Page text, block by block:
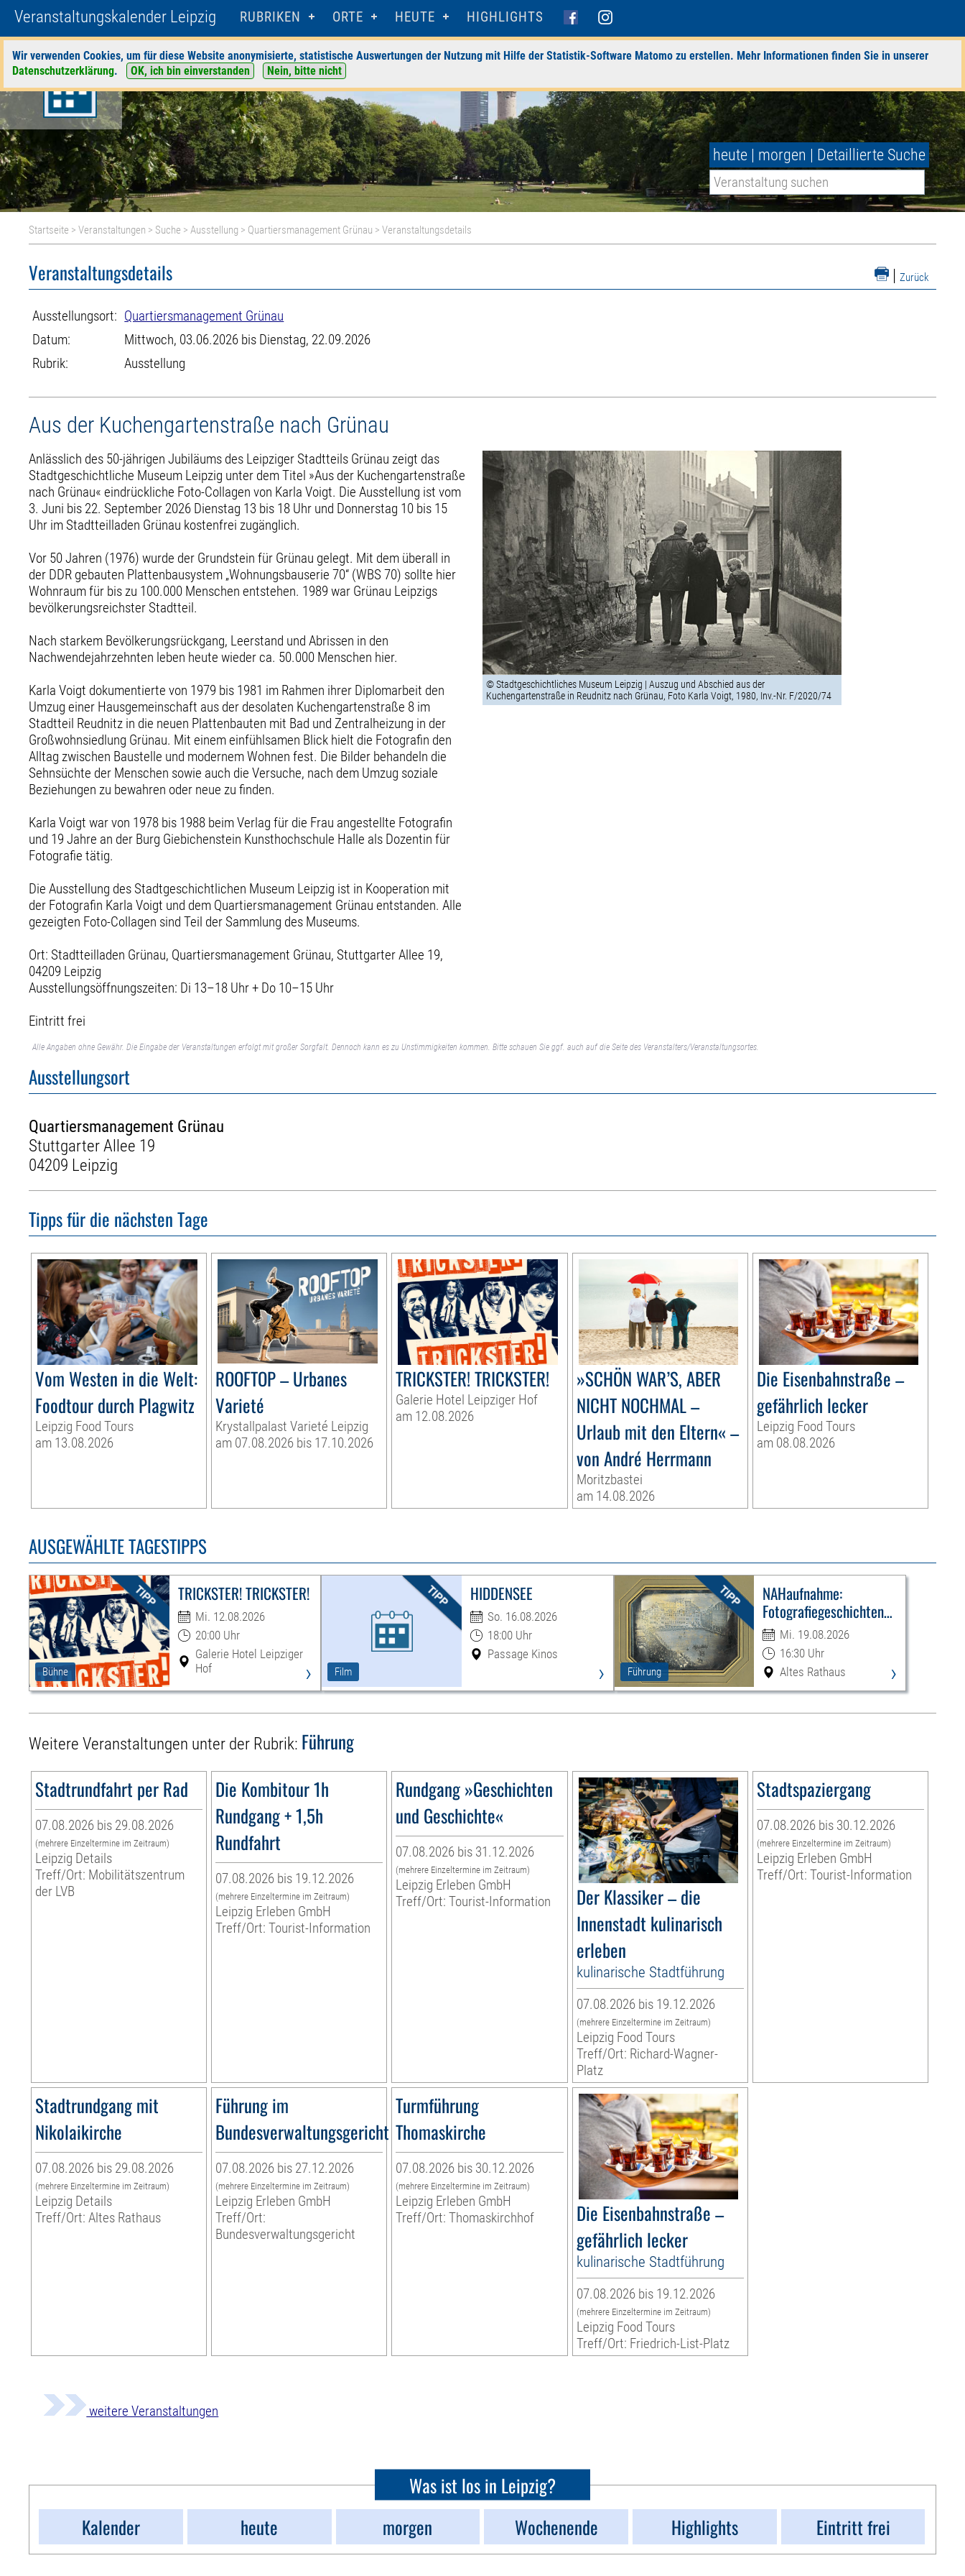
Veranstaltungskalender Leipzig RUBRIKEN ORTE HEUTE HIGHLIGHTS
Wir verwenden Cookies, um für diese Website anonymisierte, statistische Auswertungen der Nutzung mit Hilfe der Statistik-Software Matomo zu erstellen. Mehr Informationen finden Sie in unserer
Datenschutzerklärung. OK, ich bin einverstanden Nein, bitte nicht
heute | morgen | Detaillierte Suche
Startseite >Veranstaltungen > Suche >Ausstellung > Quartiersmanagement Grünau > Veranstaltungsdetails
| Zurück
Veranstaltungsdetails
Ausstellungsort: Quartiersmanagement Grünau
Datum:
Mittwoch, 03.06.2026 bis Dienstag, 22.09.2026
Rubrik:
Ausstellung
Aus der Kuchengartenstraße nach Grünau
Anlässlich des 50-jährigen Jubiläums des Leipziger Stadtteils Grünau zeigt das
Stadtgeschichtliche Museum Leipzig unter dem Titel »Aus der Kuchengartenstraße
nach Grünau« eindrückliche Foto-Collagen von Karla Voigt. Die Ausstellung ist vom
3. Juni bis 22. September 2026 Dienstag 13 bis 18 Uhr und Donnerstag 10 bis 15
Uhr im Stadtteilladen Grünau kostenfrei zugänglich.
Vor 50 Jahren (1976) wurde der Grundstein für Grünau gelegt. Mit dem überall in
der DDR gebauten Plattenbausystem „Wohnungsbauserie 70“ (WBS 70) sollte hier
Wohnraum für bis zu 100.000 Menschen entstehen. 1989 war Grünau Leipzigs
bevölkerungsreichster Stadtteil.
Nach starkem Bevölkerungsrückgang, Leerstand und Abrissen in den
Nachwendejahrzehnten leben heute wieder ca. 50.000 Menschen hier.
Karla Voigt dokumentierte von 1979 bis 1981 im Rahmen ihrer Diplomarbeit den
Umzug einer Hausgemeinschaft aus der desolaten Kuchengartenstraße 8 im
Stadtteil Reudnitz in die neuen Plattenbauten mit Bad und Zentralheizung in der
Großwohnsiedlung Grünau. Mit einem einfühlsamen Blick hielt die Fotografin den
Alltag zwischen Baustelle und modernem Wohnen fest. Die Bilder behandeln die
Sehnsüchte der Menschen sowie auch die Versuche, nach dem Umzug soziale
Beziehungen zu bewahren oder neue zu finden.
Karla Voigt war von 1978 bis 1988 beim Verlag für die Frau angestellte Fotografin
und 19 Jahre an der Burg Giebichenstein Kunsthochschule Halle als Dozentin für
Fotografie tätig.
Die Ausstellung des Stadtgeschichtlichen Museum Leipzig ist in Kooperation mit
der Fotografin Karla Voigt und dem Quartiersmanagement Grünau entstanden. Alle
gezeigten Foto-Collagen sind Teil der Sammlung des Museums.
Ort: Stadtteilladen Grünau, Quartiersmanagement Grünau, Stuttgarter Allee 19,
04209 Leipzig
Ausstellungsöffnungszeiten: Di 13–18 Uhr + Do 10–15 Uhr
Eintritt frei
© Stadtgeschichtliches Museum Leipzig | Auszug und Abschied aus der
Kuchengartenstraße in Reudnitz nach Grünau, Foto Karla Voigt, 1980, Inv.-Nr. F/2020/74
Alle Angaben ohne Gewähr. Die Eingabe der Veranstaltungen erfolgt mit großer Sorgfalt. Dennoch kann es zu Unstimmigkeiten kommen. Bitte schauen Sie ggf. auch auf die Seite des Veranstalters/Veranstaltungsortes.
Ausstellungsort
Quartiersmanagement Grünau
Stuttgarter Allee 19
04209 Leipzig
Tipps für die nächsten Tage
Vom Westen in die Welt:
Foodtour durch Plagwitz
Leipzig Food Tours
am 13.08.2026
ROOFTOP – Urbanes
Varieté
Krystallpalast Varieté Leipzig
am 07.08.2026 bis 17.10.2026
TRICKSTER! TRICKSTER!
Galerie Hotel Leipziger Hof
am 12.08.2026
»SCHÖN WAR’S, ABER
NICHT NOCHMAL –
Urlaub mit den Eltern« –
von André Herrmann
Moritzbastei
am 14.08.2026
Die Eisenbahnstraße –
gefährlich lecker
Leipzig Food Tours
am 08.08.2026
AUSGEWÄHLTE TAGESTIPPS
Bühne
TRICKSTER! TRICKSTER!
Mi. 12.08.2026
20:00 Uhr
Galerie Hotel Leipziger
Hof
› Film
HIDDENSEE
So. 16.08.2026
18:00 Uhr
Passage Kinos
› Führung
NAHaufnahme:
Fotografiegeschichten
Leipzigs
Mi. 19.08.2026
16:30 Uhr
Altes Rathaus
›
Weitere Veranstaltungen unter der Rubrik: Führung
Stadtrundfahrt per Rad
07.08.2026 bis 29.08.2026
(mehrere Einzeltermine im Zeitraum)
Leipzig Details
Treff/Ort: Mobilitätszentrum
der LVB
Die Kombitour 1h
Rundgang + 1,5h
Rundfahrt
07.08.2026 bis 19.12.2026
(mehrere Einzeltermine im Zeitraum)
Leipzig Erleben GmbH
Treff/Ort: Tourist-Information
Rundgang »Geschichten
und Geschichte«
07.08.2026 bis 31.12.2026
(mehrere Einzeltermine im Zeitraum)
Leipzig Erleben GmbH
Treff/Ort: Tourist-Information
Der Klassiker – die
Innenstadt kulinarisch
erleben
kulinarische Stadtführung
07.08.2026 bis 19.12.2026
(mehrere Einzeltermine im Zeitraum)
Leipzig Food Tours
Treff/Ort: Richard-Wagner-
Platz
Stadtspaziergang
07.08.2026 bis 30.12.2026
(mehrere Einzeltermine im Zeitraum)
Leipzig Erleben GmbH
Treff/Ort: Tourist-Information
Stadtrundgang mit
Nikolaikirche
07.08.2026 bis 29.08.2026
(mehrere Einzeltermine im Zeitraum)
Leipzig Details
Treff/Ort: Altes Rathaus
Führung im
Bundesverwaltungsgericht
07.08.2026 bis 27.12.2026
(mehrere Einzeltermine im Zeitraum)
Leipzig Erleben GmbH
Treff/Ort:
Bundesverwaltungsgericht
Turmführung
Thomaskirche
07.08.2026 bis 30.12.2026
(mehrere Einzeltermine im Zeitraum)
Leipzig Erleben GmbH
Treff/Ort: Thomaskirchhof
Die Eisenbahnstraße –
gefährlich lecker
kulinarische Stadtführung
07.08.2026 bis 19.12.2026
(mehrere Einzeltermine im Zeitraum)
Leipzig Food Tours
Treff/Ort: Friedrich-List-Platz
weitere Veranstaltungen
Was ist los in Leipzig?
Kalender
heute morgen Wochenende Highlights Eintritt frei